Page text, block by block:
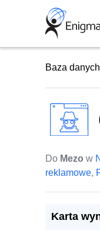
Baza
Do Mezo w
reklamowe,
Karta